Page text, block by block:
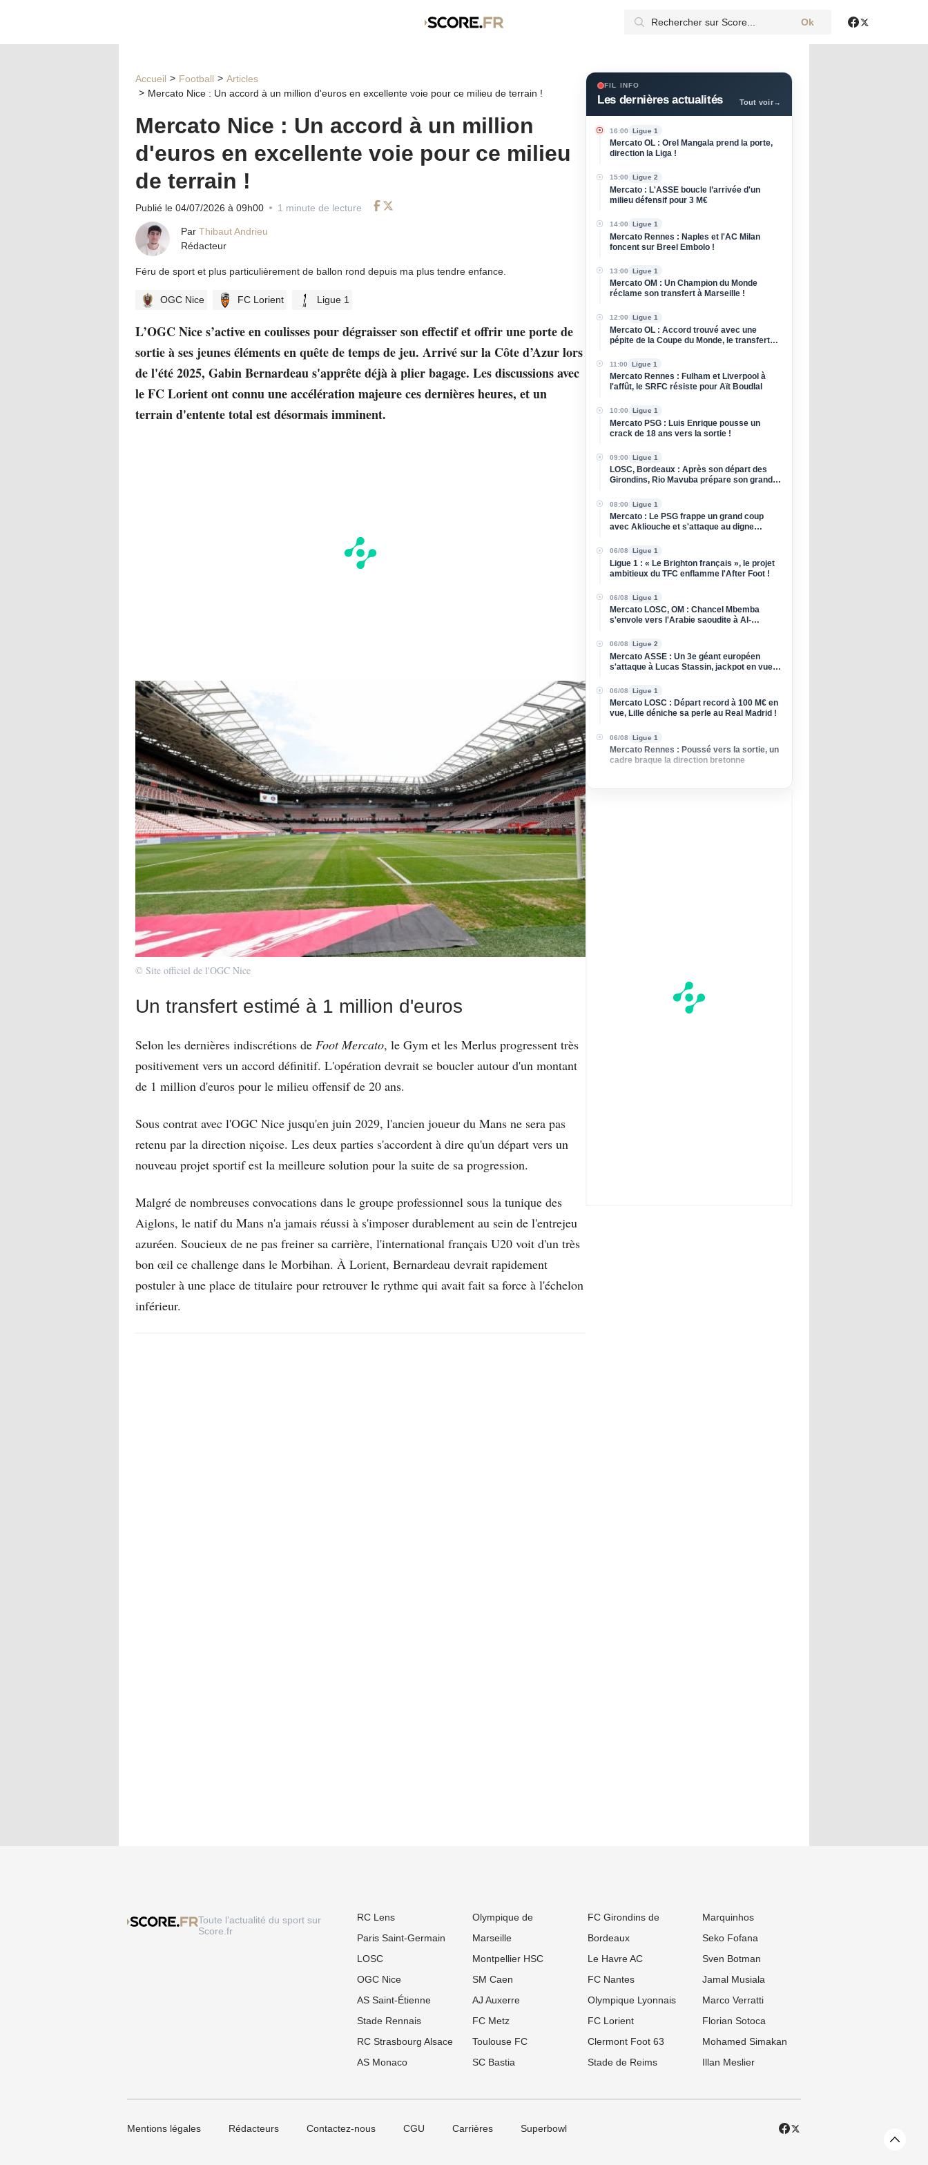
Ok
Accueil Football
Articles
Mercato Nice : Un accord à un million d'euros en excellente voie pour ce milieu de terrain !
Mercato Nice : Un accord à un million
d'euros en excellente voie pour ce milieu
de terrain !
Publié le 04/07/2026 à 09h00
1 minute de lecture
Par Thibaut Andrieu
Rédacteur
Féru de sport et plus particulièrement de ballon rond depuis ma plus tendre enfance.
OGC Nice FC Lorient Ligue 1
L’OGC Nice s’active en coulisses pour dégraisser son effectif et offrir une porte de
sortie à ses jeunes éléments en quête de temps de jeu. Arrivé sur la Côte d’Azur lors
de l'été 2025, Gabin Bernardeau s'apprête déjà à plier bagage. Les discussions avec
le FC Lorient ont connu une accélération majeure ces dernières heures, et un
terrain d'entente total est désormais imminent.
© Site officiel de l'OGC Nice
Un transfert estimé à 1 million d'euros
Selon les dernières indiscrétions de Foot Mercato, le Gym et les Merlus progressent très
positivement vers un accord définitif. L'opération devrait se boucler autour d'un montant
de 1 million d'euros pour le milieu offensif de 20 ans.
Sous contrat avec l'OGC Nice jusqu'en juin 2029, l'ancien joueur du Mans ne sera pas
retenu par la direction niçoise. Les deux parties s'accordent à dire qu'un départ vers un
nouveau projet sportif est la meilleure solution pour la suite de sa progression.
Malgré de nombreuses convocations dans le groupe professionnel sous la tunique des
Aiglons, le natif du Mans n'a jamais réussi à s'imposer durablement au sein de l'entrejeu
azuréen. Soucieux de ne pas freiner sa carrière, l'international français U20 voit d'un très
bon œil ce challenge dans le Morbihan. À Lorient, Bernardeau devrait rapidement
postuler à une place de titulaire pour retrouver le rythme qui avait fait sa force à l'échelon
inférieur.
FIL INFO
Les dernières actualités Tout voir→
16:00 Ligue 1
Mercato OL : Orel Mangala prend la porte,
direction la Liga !
15:00 Ligue 2
Mercato : L'ASSE boucle l’arrivée d'un
milieu défensif pour 3 M€
14:00 Ligue 1
Mercato Rennes : Naples et l'AC Milan
foncent sur Breel Embolo !
13:00 Ligue 1
Mercato OM : Un Champion du Monde
réclame son transfert à Marseille !
12:00 Ligue 1
Mercato OL : Accord trouvé avec une
pépite de la Coupe du Monde, le transfert
11:00 Ligue 1
Mercato Rennes : Fulham et Liverpool à
l'affût, le SRFC résiste pour Aït Boudlal
10:00 Ligue 1
Mercato PSG : Luis Enrique pousse un
crack de 18 ans vers la sortie !
09:00 Ligue 1
LOSC, Bordeaux : Après son départ des
Girondins, Rio Mavuba prépare son grand
08:00 Ligue 1
Mercato : Le PSG frappe un grand coup
avec Akliouche et s'attaque au digne
06/08 Ligue 1
Ligue 1 : « Le Brighton français », le projet
ambitieux du TFC enflamme l'After Foot !
06/08 Ligue 1
Mercato LOSC, OM : Chancel Mbemba
s'envole vers l'Arabie saoudite à Al-
06/08 Ligue 2
Mercato ASSE : Un 3e géant européen
s'attaque à Lucas Stassin, jackpot en vue
06/08 Ligue 1
Mercato LOSC : Départ record à 100 M€ en
vue, Lille déniche sa perle au Real Madrid !
06/08 Ligue 1
Mercato Rennes : Poussé vers la sortie, un
cadre braque la direction bretonne
Toute l'actualité du sport sur
Score.fr
RC Lens
Paris Saint-Germain
LOSC
OGC Nice
AS Saint-Étienne
Stade Rennais
RC Strasbourg Alsace
AS Monaco
Olympique de
Marseille
Montpellier HSC
SM Caen
AJ Auxerre
FC Metz
Toulouse FC
SC Bastia
FC Girondins de
Bordeaux
Le Havre AC
FC Nantes
Olympique Lyonnais
FC Lorient
Clermont Foot 63
Stade de Reims
Marquinhos
Seko Fofana
Sven Botman
Jamal Musiala
Marco Verratti
Florian Sotoca
Mohamed Simakan
Illan Meslier
Mentions légales Rédacteurs Contactez-nous CGU Carrières
Superbowl